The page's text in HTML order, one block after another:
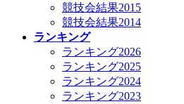
競技会結果2015
競技会結果2014
ランキング
ランキング2026
ランキング2025
ランキング2024
ランキング2023